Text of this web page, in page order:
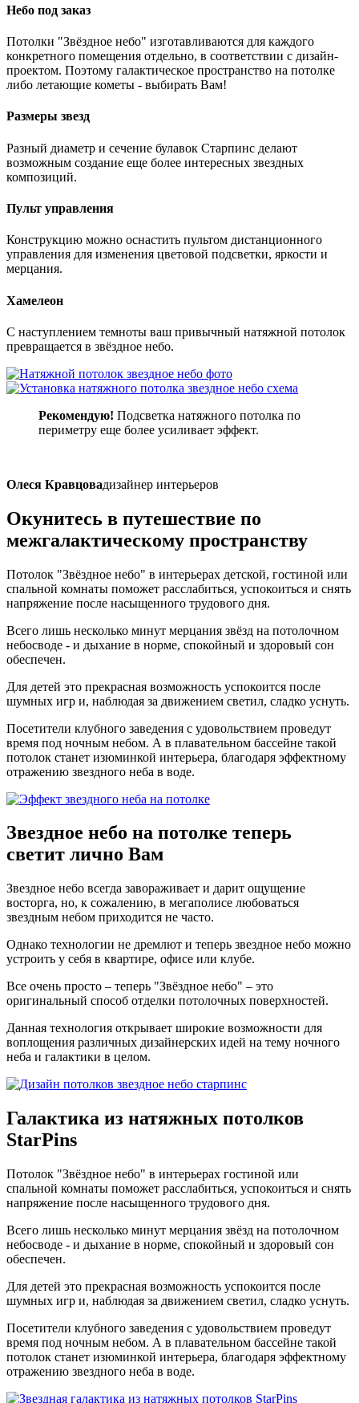
Небо под заказ
Потолки "Звёздное небо" изготавливаются для каждого
конкретного помещения отдельно, в соответствии с дизайн-
проектом. Поэтому галактическое пространство на потолке
либо летающие кометы - выбирать Вам!
Размеры звезд
Разный диаметр и сечение булавок Старпинс делают
возможным создание еще более интересных звездных
композиций.
Пульт управления
Конструкцию можно оснастить пультом дистанционного
управления для изменения цветовой подсветки, яркости и
мерцания.
Хамелеон
С наступлением темноты ваш привычный натяжной потолок
превращается в звёздное небо.
Рекомендую! Подсветка натяжного потолка по
периметру еще более усиливает эффект.
Олеся Кравцовадизайнер интерьеров
Окунитесь в путешествие по
межгалактическому пространству
Потолок "Звёздное небо" в интерьерах детской, гостиной или
спальной комнаты поможет расслабиться, успокоиться и снять
напряжение после насыщенного трудового дня.
Всего лишь несколько минут мерцания звёзд на потолочном
небосводе - и дыхание в норме, спокойный и здоровый сон
обеспечен.
Для детей это прекрасная возможность успокоится после
шумных игр и, наблюдая за движением светил, сладко уснуть.
Посетители клубного заведения с удовольствием проведут
время под ночным небом. А в плавательном бассейне такой
потолок станет изюминкой интерьера, благодаря эффектному
отражению звездного неба в воде.
Звездное небо на потолке теперь
светит лично Вам
Звездное небо всегда завораживает и дарит ощущение
восторга, но, к сожалению, в мегаполисе любоваться
звездным небом приходится не часто.
Однако технологии не дремлют и теперь звездное небо можно
устроить у себя в квартире, офисе или клубе.
Все очень просто – теперь "Звёздное небо" – это
оригинальный способ отделки потолочных поверхностей.
Данная технология открывает широкие возможности для
воплощения различных дизайнерских идей на тему ночного
неба и галактики в целом.
Галактика из натяжных потолков
StarPins
Потолок "Звёздное небо" в интерьерах гостиной или
спальной комнаты поможет расслабиться, успокоиться и снять
напряжение после насыщенного трудового дня.
Всего лишь несколько минут мерцания звёзд на потолочном
небосводе - и дыхание в норме, спокойный и здоровый сон
обеспечен.
Для детей это прекрасная возможность успокоится после
шумных игр и, наблюдая за движением светил, сладко уснуть.
Посетители клубного заведения с удовольствием проведут
время под ночным небом. А в плавательном бассейне такой
потолок станет изюминкой интерьера, благодаря эффектному
отражению звездного неба в воде.